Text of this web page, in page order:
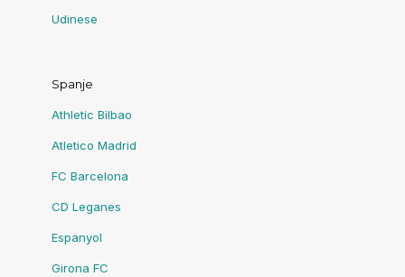
Udinese
Spanje
Athletic Bilbao
Atletico Madrid
FC Barcelona
CD Leganes
Espanyol
Girona FC